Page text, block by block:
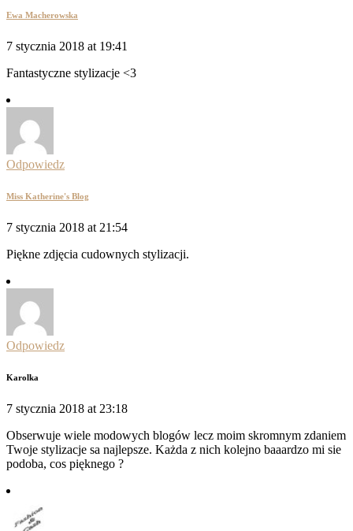
Ewa Macherowska
7 stycznia 2018 at 19:41
Fantastyczne stylizacje <3
Odpowiedz
Miss Katherine's Blog
7 stycznia 2018 at 21:54
Piękne zdjęcia cudownych stylizacji.
Odpowiedz
Karolka
7 stycznia 2018 at 23:18
Obserwuje wiele modowych blogów lecz moim skromnym zdaniem
Twoje stylizacje sa najlepsze. Każda z nich kolejno baaardzo mi sie
podoba, cos pięknego ?